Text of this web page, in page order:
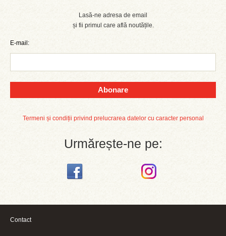
Lasă-ne adresa de email
și fii primul care află noutățile.
E-mail:
Abonare
Termeni și condiții privind prelucrarea datelor cu caracter personal
Urmărește-ne pe:
Contact